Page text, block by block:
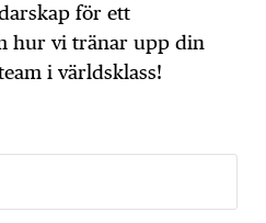
för ett
hur vi tränar upp din
i världsklass!